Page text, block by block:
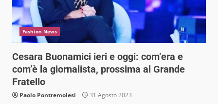
Fashion News
Cesara Buonamici ieri e oggi: com’era e
com’è la giornalista, prossima al Grande
Fratello
Paolo Pontremolesi 31 Agosto 2023